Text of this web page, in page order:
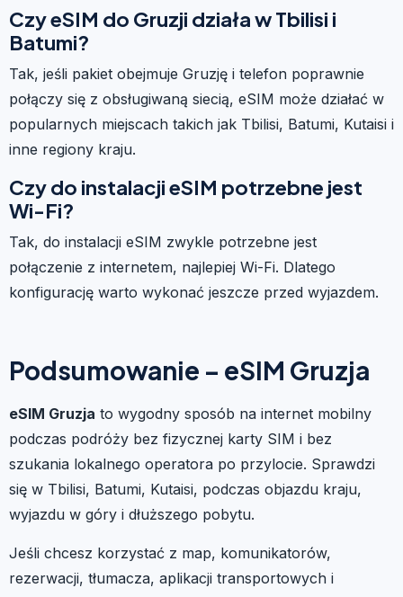
Czy eSIM do Gruzji działa w Tbilisi i
Batumi?
Tak, jeśli pakiet obejmuje Gruzję i telefon poprawnie
połączy się z obsługiwaną siecią, eSIM może działać w
popularnych miejscach takich jak Tbilisi, Batumi, Kutaisi i
inne regiony kraju.
Czy do instalacji eSIM potrzebne jest
Wi-Fi?
Tak, do instalacji eSIM zwykle potrzebne jest
połączenie z internetem, najlepiej Wi-Fi. Dlatego
konfigurację warto wykonać jeszcze przed wyjazdem.
Podsumowanie – eSIM Gruzja
eSIM Gruzja to wygodny sposób na internet mobilny
podczas podróży bez fizycznej karty SIM i bez
szukania lokalnego operatora po przylocie. Sprawdzi
się w Tbilisi, Batumi, Kutaisi, podczas objazdu kraju,
wyjazdu w góry i dłuższego pobytu.
Jeśli chcesz korzystać z map, komunikatorów,
rezerwacji, tłumacza, aplikacji transportowych i